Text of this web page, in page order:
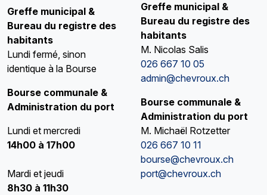
Greffe municipal &
Bureau du registre des
habitants
Lundi fermé, sinon
identique à la Bourse
Bourse communale &
Administration du port
Lundi et mercredi
14h00 à 17h00
Mardi et jeudi
8h30 à 11h30
Greffe municipal &
Bureau du registre des
habitants
M. Nicolas Salis
026 667 10 05
admin@chevroux.ch
Bourse communale &
Administration du port
M. Michaël Rotzetter
026 667 10 11
bourse@chevroux.ch
port@chevroux.ch